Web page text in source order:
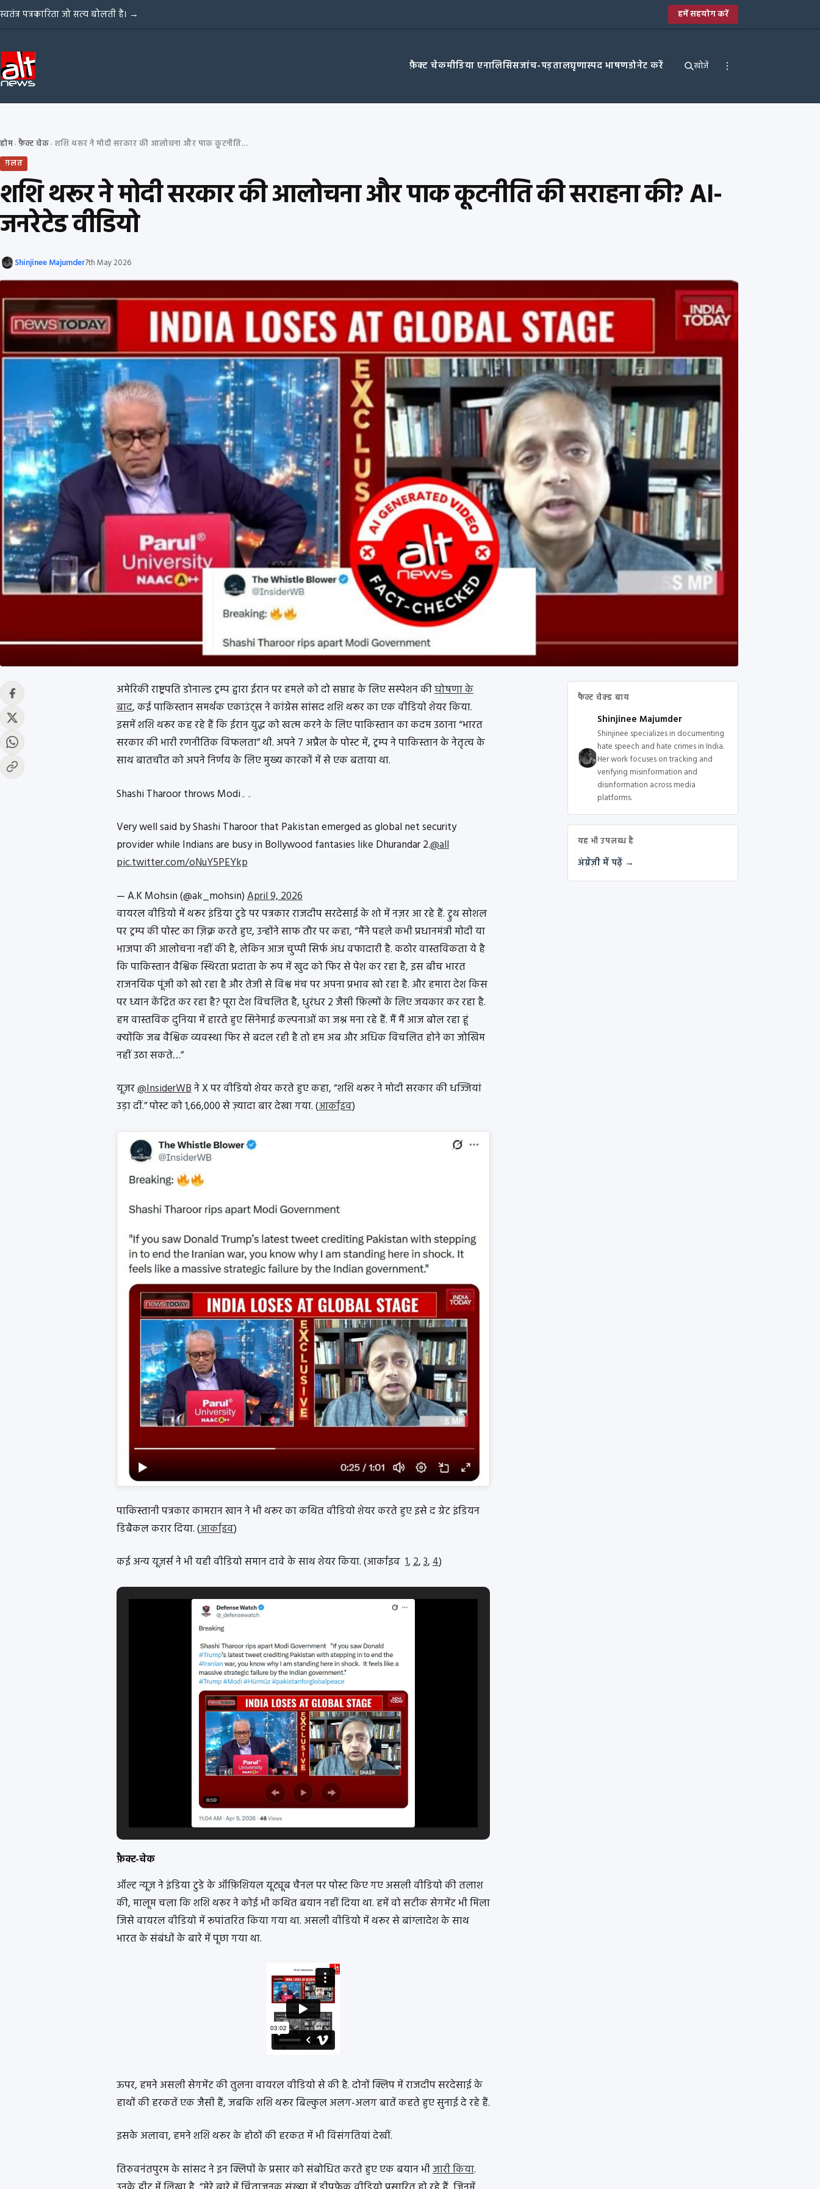
Skip to content
स्वतंत्र पत्रकारिता जो सत्य बोलती है। → हमें सहयोग करें
फ़ैक्ट चेकमीडिया एनालिसिसजांच-पड़तालघृणास्पद भाषणडोनेट करें खोजें
होम› फ़ैक्ट चेक›
शशि थरूर ने मोदी सरकार की आलोचना और पाक कूटनीति की सराहना की? AI-जनरेटेड वीडियो
ग़लत
शशि थरूर ने मोदी सरकार की आलोचना और पाक कूटनीति की सराहना की? AI-
जनरेटेड वीडियो
Shinjinee Majumder7th May 2026
अमेरिकी राष्ट्रपति डोनाल्ड ट्रम्प द्वारा ईरान पर हमले को दो सप्ताह के लिए सस्पेशन कीघोषणा के
बाद, कई पाकिस्तान समर्थक एकाउंट्स ने कांग्रेस सांसद शशि थरूर का एक वीडियो शेयर किया.
इसमें शशि थरूर कह रहे हैं कि ईरान युद्ध को खत्म करने के लिए पाकिस्तान का कदम उठाना “भारत
सरकार की भारी रणनीतिक विफलता” थी. अपने 7 अप्रैल के पोस्ट में, ट्रम्प ने पाकिस्तान के नेतृत्व के
साथ बातचीत को अपने निर्णय के लिए मुख्य कारकों में से एक बताया था.
Shashi Tharoor throws Modi۔۔
Very well said by Shashi Tharoor that Pakistan emerged as global net security
provider while Indians are busy in Bollywood fantasies like Dhurandar 2.@all
pic.twitter.com/oNuY5PEYkp
— A.K Mohsin (@ak_mohsin)April 9, 2026
वायरल वीडियो में थरूर इंडिया टुडे पर पत्रकार राजदीप सरदेसाई के शो में नज़र आ रहे हैं. ट्रुथ सोशल
पर ट्रम्प की पोस्ट का ज़िक्र करते हुए, उन्होंने साफ तौर पर कहा, “मैंने पहले कभी प्रधानमंत्री मोदी या
भाजपा की आलोचना नहीं की है, लेकिन आज चुप्पी सिर्फ अंध वफादारी है. कठोर वास्तविकता ये है
कि पाकिस्तान वैश्विक स्थिरता प्रदाता के रूप में खुद को फिर से पेश कर रहा है, इस बीच भारत
राजनयिक पूंजी को खो रहा है और तेजी से विश्व मंच पर अपना प्रभाव खो रहा है. और हमारा देश किस
पर ध्यान केंद्रित कर रहा है? पूरा देश विचलित है, धुरंधर 2 जैसी फ़िल्मों के लिए जयकार कर रहा है.
हम वास्तविक दुनिया में हारते हुए सिनेमाई कल्पनाओं का जश्न मना रहे हैं. मैं मैं आज बोल रहा हूं
क्योंकि जब वैश्विक व्यवस्था फिर से बदल रही है तो हम अब और अधिक विचलित होने का जोखिम
नहीं उठा सकते…”
यूज़र@InsiderWBने X पर वीडियो शेयर करते हुए कहा, “शशि थरूर ने मोदी सरकार की धज्जियां
उड़ा दीं.” पोस्ट को 1,66,000 से ज़्यादा बार देखा गया. (आर्काइव)
पाकिस्तानी पत्रकार कामरान खान ने भी थरूर का कथित वीडियो शेयर करते हुए इसे द ग्रेट इंडियन
डिबैकल करार दिया. (आर्काइव)
कई अन्य यूज़र्स ने भी यही वीडियो समान दावे के साथ शेयर किया. (आर्काइव1,2,3,4)
फ़ैक्ट-चेक
ऑल्ट न्यूज़ ने इंडिया टुडे के ऑफ़िशियल यूट्यूब चैनल पर पोस्ट किए गए असली वीडियो की तलाश
की, मालूम चला कि शशि थरूर ने कोई भी कथित बयान नहीं दिया था. हमें वो सटीक सेगमेंट भी मिला
जिसे वायरल वीडियो में रूपांतरित किया गया था. असली वीडियो में थरूर से बांग्लादेश के साथ
भारत के संबंधों के बारे में पूछा गया था.
ऊपर, हमने असली सेगमेंट की तुलना वायरल वीडियो से की है. दोनों क्लिप में राजदीप सरदेसाई के
हाथों की हरकतें एक जैसी हैं, जबकि शशि थरूर बिल्कुल अलग-अलग बातें कहते हुए सुनाई दे रहे हैं.
इसके अलावा, हमने शशि थरूर के होठों की हरकत में भी विसंगतियां देखीं.
तिरुवनंतपुरम के सांसद ने इन क्लिपों के प्रसार को संबोधित करते हुए एक बयान भीजारी किया.
फैक्ट चेक्ड बाय
Shinjinee Majumder
Shinjinee specializes in documenting
hate speech and hate crimes in India.
Her work focuses on tracking and
verifying misinformation and
disinformation across media
platforms.
यह भी उपलब्ध है
अंग्रेज़ी में पढ़ें →